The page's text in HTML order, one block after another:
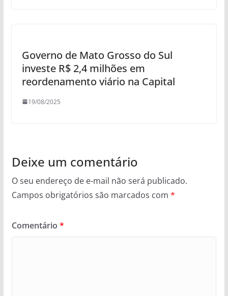
Governo de Mato Grosso do Sul
investe R$ 2,4 milhões em
reordenamento viário na Capital
19/08/2025
Deixe um comentário
O seu endereço de e-mail não será publicado.
Campos obrigatórios são marcados com *
Comentário *